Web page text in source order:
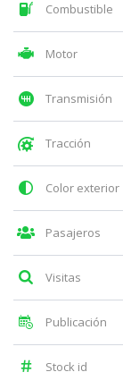
Combustible
Motor
Transmisión
Tracción
Color exterior
Pasajeros
Visitas
Publicación
Stock id